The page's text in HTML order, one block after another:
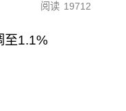
阅读 19712
至1.1%